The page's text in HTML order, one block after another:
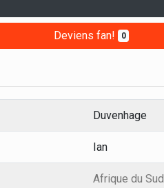
Deviens fan! 0
Duvenhage
Ian
Afrique du Sud